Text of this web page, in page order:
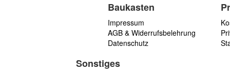
Baukasten
Impressum
AGB & Widerrufsbelehrung
Datenschutz
Sonstiges